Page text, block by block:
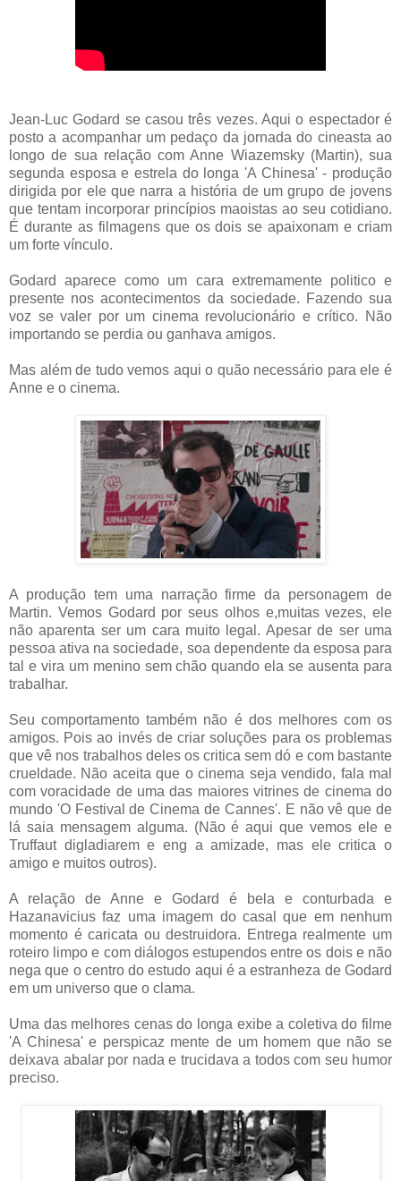
Jean-Luc Godard se casou três vezes. Aqui o espectador é
posto a acompanhar um pedaço da jornada do cineasta ao
longo de sua relação com Anne Wiazemsky (Martin), sua
segunda esposa e estrela do longa 'A Chinesa' - produção
dirigida por ele que narra a história de um grupo de jovens
que tentam incorporar princípios maoistas ao seu cotidiano.
É durante as filmagens que os dois se apaixonam e criam
um forte vínculo.
Godard aparece como um cara extremamente politico e
presente nos acontecimentos da sociedade. Fazendo sua
voz se valer por um cinema revolucionário e crítico. Não
importando se perdia ou ganhava amigos.
Mas além de tudo vemos aqui o quão necessário para ele é
Anne e o cinema.
A produção tem uma narração firme da personagem de
Martin. Vemos Godard por seus olhos e,muitas vezes, ele
não aparenta ser um cara muito legal. Apesar de ser uma
pessoa ativa na sociedade, soa dependente da esposa para
tal e vira um menino sem chão quando ela se ausenta para
trabalhar.
Seu comportamento também não é dos melhores com os
amigos. Pois ao invés de criar soluções para os problemas
que vê nos trabalhos deles os critica sem dó e com bastante
crueldade. Não aceita que o cinema seja vendido, fala mal
com voracidade de uma das maiores vitrines de cinema do
mundo 'O Festival de Cinema de Cannes'. E não vê que de
lá saia mensagem alguma. (Não é aqui que vemos ele e
Truffaut digladiarem e eng a amizade, mas ele critica o
amigo e muitos outros).
A relação de Anne e Godard é bela e conturbada e
Hazanavicius faz uma imagem do casal que em nenhum
momento é caricata ou destruidora. Entrega realmente um
roteiro limpo e com diálogos estupendos entre os dois e não
nega que o centro do estudo aqui é a estranheza de Godard
em um universo que o clama.
Uma das melhores cenas do longa exibe a coletiva do filme
'A Chinesa' e perspicaz mente de um homem que não se
deixava abalar por nada e trucidava a todos com seu humor
preciso.